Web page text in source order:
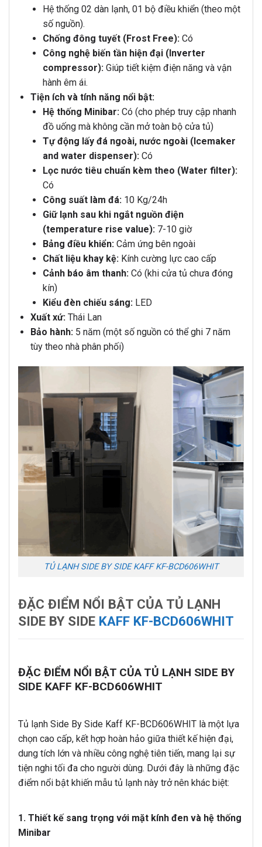
Hệ thống 02 dàn lạnh, 01 bộ điều khiển (theo một
số nguồn).
Chống đông tuyết (Frost Free):Có
Công nghệ biến tần hiện đại (Inverter
compressor):Giúp tiết kiệm điện năng và vận
hành êm ái.
Tiện ích và tính năng nổi bật:
Hệ thống Minibar:Có (cho phép truy cập nhanh
đồ uống mà không cần mở toàn bộ cửa tủ)
Tự động lấy đá ngoài, nước ngoài (Icemaker
and water dispenser):Có
Lọc nước tiêu chuẩn kèm theo (Water filter):
Có
Công suất làm đá:10 Kg/24h
Giữ lạnh sau khi ngắt nguồn điện
(temperature rise value):7-10 giờ
Bảng điều khiển:Cảm ứng bên ngoài
Chất liệu khay kệ:Kính cường lực cao cấp
Cảnh báo âm thanh:Có (khi cửa tủ chưa đóng
kín)
Kiểu đèn chiếu sáng:LED
Xuất xứ:Thái Lan
Bảo hành:5 năm (một số nguồn có thể ghi 7 năm
tùy theo nhà phân phối)
TỦ LẠNH SIDE BY SIDE KAFF KF-BCD606WHIT
ĐẶC ĐIỂM NỔI BẬT CỦA TỦ LẠNH
SIDE BY SIDE KAFF KF-BCD606WHIT
ĐẶC ĐIỂM NỔI BẬT CỦA TỦ LẠNH SIDE BY
SIDE KAFF KF-BCD606WHIT
Tủ lạnh Side By Side Kaff KF-BCD606WHIT là một lựa
chọn cao cấp, kết hợp hoàn hảo giữa thiết kế hiện đại,
dung tích lớn và nhiều công nghệ tiên tiến, mang lại sự
tiện nghi tối đa cho người dùng. Dưới đây là những đặc
điểm nổi bật khiến mẫu tủ lạnh này trở nên khác biệt:
1. Thiết kế sang trọng với mặt kính đen và hệ thống
Minibar